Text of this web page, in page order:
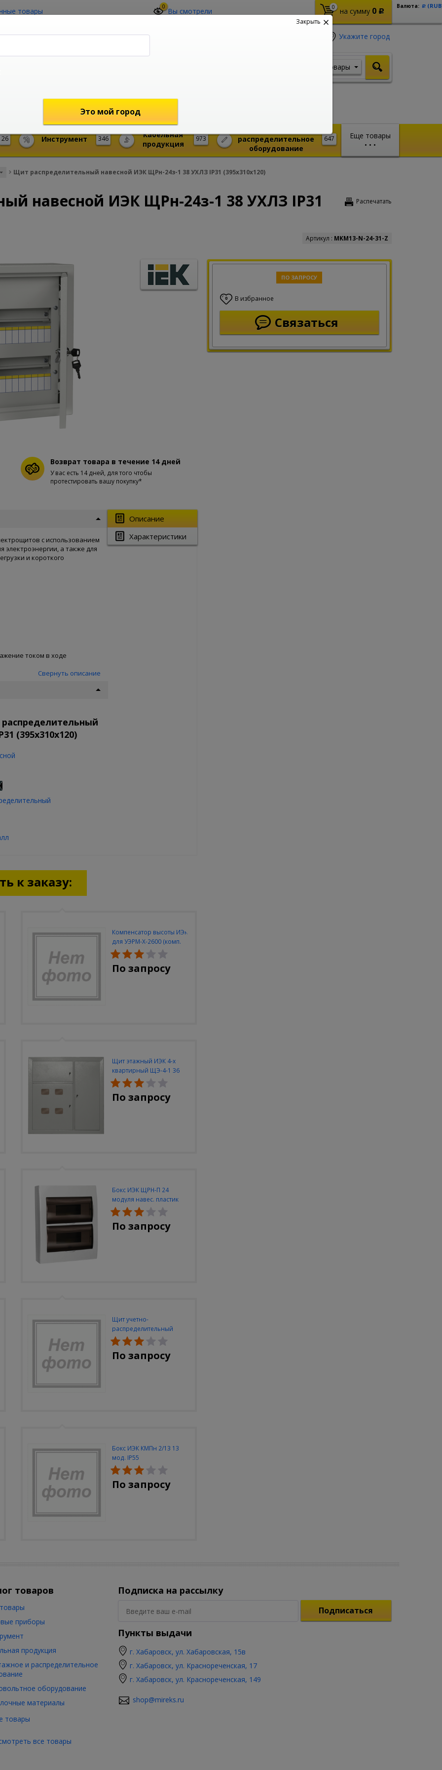
товары 0 Вы смотрели 0 на сумму 0 Р
Валюта: Р
Укажите город
shop@mireks.ru
Товары
Еще товары
• • •
26 346
Инструмент 973
Кабельная
продукция
647
распределительное
оборудование
Щит распределительный навесной ИЭК ЩРн-24з-1 38 УХЛЗ IP31 (395х310х120)
Распечатать
навесной ИЭК ЩРн-24з-1 38 УХЛЗ IP31
Артикул : MKM13-N-24-31-Z
ПО ЗАПРОСУ
0 В избранное
Связаться
Возврат товара в течение 14 дней
У вас есть 14 дней, для того чтобы
протестировать вашу покупку*
Описание
Характеристики
с использованием
а также для
и короткого
током в ходе
Свернуть описание
(395х310х120)
к заказу:
Компенсатор высоты ИЭК
для УЭРМ-Х-2600 (комп.
2шт)
По запросу
Щит этажный ИЭК 4-х
квартирный ЩЭ-4-1 36
УХЛ3 (уст. разм.
950х900х140)
По запросу
Бокс ИЭК ЩРН-П 24
модуля навес. пластик
IP40
По запросу
Щит учетно-
распределительный
встраиваемый ЭКФ
ЩРУВ-3/48 2-х дверный IP
31 (620х660х165)
По запросу
Бокс ИЭК КМПн 2/13 13
мод. IP55
По запросу
товаров
товары
приборы
продукция
и распределительное
оборудование
материалы
все товары
Подписка на рассылку
Подписаться
Пункты выдачи
г. Хабаровск, ул. Хабаровская, 15в
г. Хабаровск, ул. Краснореченская, 17
г. Хабаровск, ул. Краснореченская, 149
shop@mireks.ru
Закрыть
Это мой город